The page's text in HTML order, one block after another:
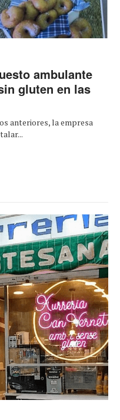
ambulante
gluten en las
anteriores, la empresa